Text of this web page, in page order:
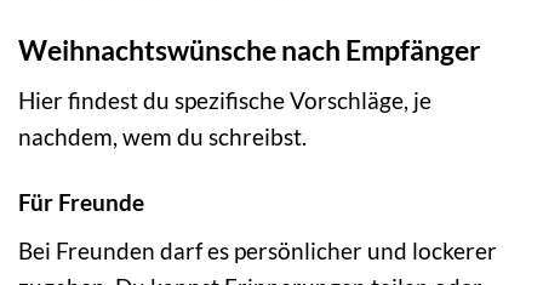
Weihnachtswünsche nach Empfänger
Hier findest du spezifische Vorschläge, je
nachdem, wem du schreibst.
Für Freunde
Bei Freunden darf es persönlicher und lockerer